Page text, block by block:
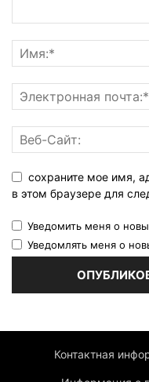
сохраните мое имя,
в этом браузере для
Уведомить меня о
Уведомлять меня о
Контактная